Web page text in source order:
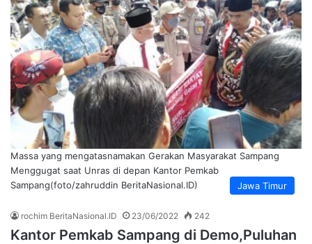
Jawa Timur
Massa yang mengatasnamakan Gerakan Masyarakat Sampang
Menggugat saat Unras di depan Kantor Pemkab
Sampang(foto/zahruddin BeritaNasional.ID)
rochim BeritaNasional.ID 23/06/2022 242
Kantor Pemkab Sampang di Demo,Puluhan